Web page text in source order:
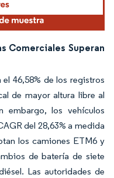
Comerciales Superan
46,58% de los registros
de mayor altura libre al
embargo, los vehículos
del 28,63% a medida
los camiones ETM6 y
de batería de siete
Las autoridades de